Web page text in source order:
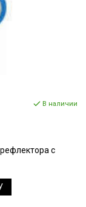
В наличии
с